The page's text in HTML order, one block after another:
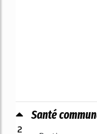
2
Santé